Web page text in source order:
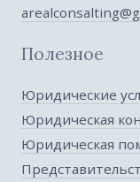
Полезное
Юридические
Юридическая
Юридическая